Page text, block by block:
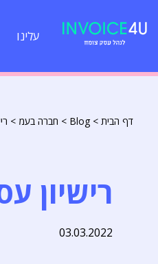
עלינו
דף הבית >
Blog
> חברה בעמ >
רישיון
03.03.2022